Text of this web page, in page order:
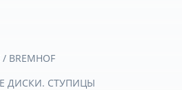
BREMHOF
ДИСКИ. СТУПИЦЫ